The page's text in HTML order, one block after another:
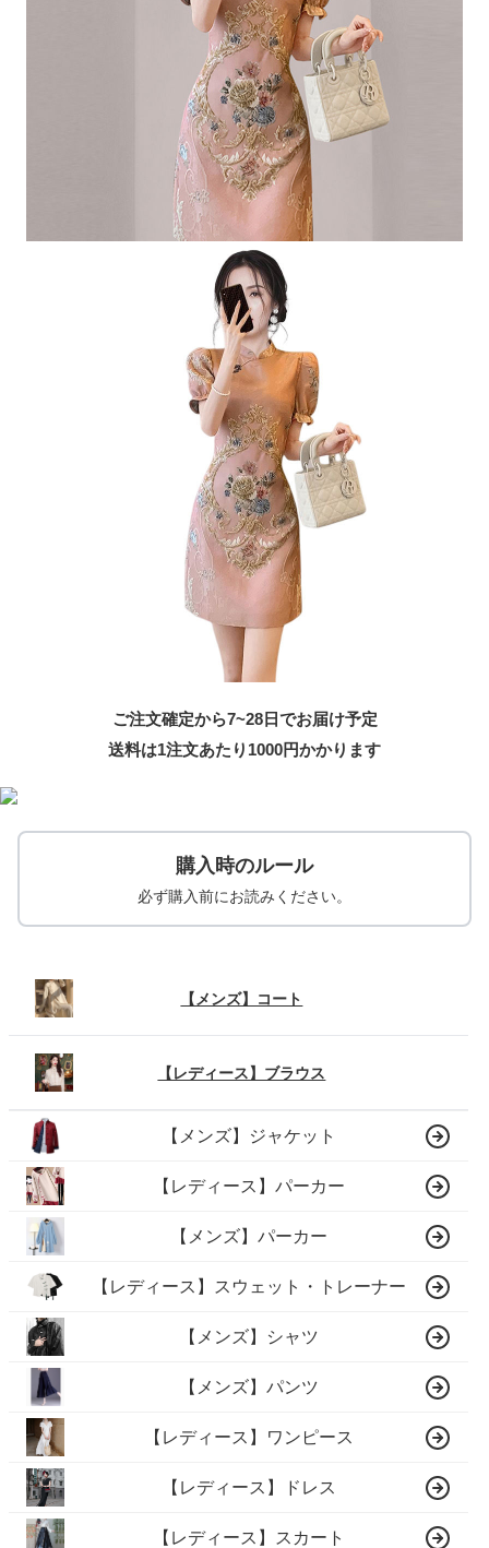
ご注文確定から7~28日でお届け予定
送料は1注文あたり 1000円かかります
購入時のルール
必ず購入前にお読みください。
【メンズ】コート
【レディース】ブラウス
【メンズ】ジャケット
【レディース】パーカー
【メンズ】パーカー
【レディース】スウェット・トレーナー
【メンズ】シャツ
【メンズ】パンツ
【レディース】ワンピース
【レディース】ドレス
【レディース】スカート